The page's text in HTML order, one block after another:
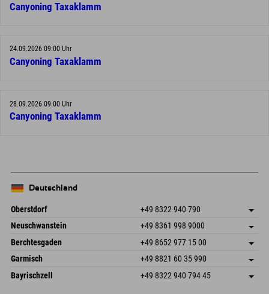
Canyoning Taxaklamm
24.09.2026 09:00 Uhr
Canyoning Taxaklamm
28.09.2026 09:00 Uhr
Canyoning Taxaklamm
Deutschland
Oberstdorf +49 8322 940 790
An der Breitach 3
Deutschland
Adresse speichern
Buchen
Neuschwanstein +49 8361 998 9000
An der Riese 45
87484 Nesselwang im Allgäu
Deutschland
Adresse speichern
Anreiseinfos
Buchen
Berchtesgaden +49 8652 977 15 00
Hofreitstr. 7
Deutschland
Adresse speichern
Buchen
Garmisch +49 8821 60 35 990
Frickenstraße 22
82490 Farchant
Adresse speichern
Anreiseinfos
Bayrischzell +49 8322 940 794 45